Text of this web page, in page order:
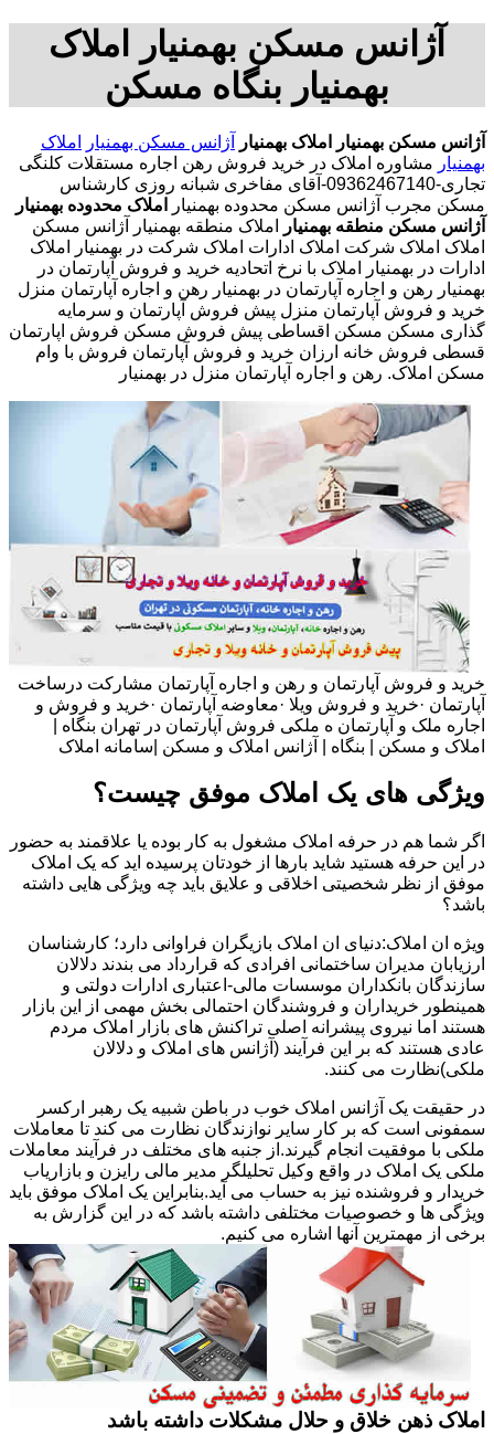
آژانس مسکن بهمنیار املاک
بهمنیار بنگاه مسکن
آژانس مسکن بهمنیار املاک بهمنیار آژانس مسکن بهمنیار
املاک
بهمنیار مشاوره املاک در خرید فروش رهن اجاره مستقلات کلنگی
تجاری-09362467140-آقای مفاخری شبانه روزی کارشناس
مسکن مجرب آژانس مسکن محدوده بهمنیار
املاک محدوده بهمنیار
آژانس مسکن منطقه بهمنیار
املاک منطقه بهمنیار آژانس مسکن
املاک املاک شرکت املاک ادارات املاک شرکت در بهمنیار املاک
ادارات در بهمنیار املاک با نرخ اتحادیه خرید و فروش آپارتمان در
بهمنیار رهن و اجاره آپارتمان در بهمنیار رهن و اجاره آپارتمان منزل
خرید و فروش آپارتمان منزل پیش فروش آپارتمان و سرمایه
گذاری مسکن مسکن اقساطی پیش فروش مسکن فروش اپارتمان
قسطی فروش خانه ارزان خرید و فروش آپارتمان فروش با وام
مسکن املاک. رهن و اجاره آپارتمان منزل در بهمنیار
خرید و فروش آپارتمان و رهن و اجاره آپارتمان مشارکت درساخت
آپارتمان ·خرید و فروش ویلا ·معاوضه آپارتمان ·خرید و فروش و
اجاره ملک و آپارتمان ه ملکی فروش آپارتمان در تهران بنگاه |
املاک و مسکن | بنگاه | آژانس املاک و مسکن |سامانه املاک
ویژگی های یک املاک موفق چیست؟
اگر شما هم در حرفه املاک مشغول به کار بوده یا علاقمند به حضور
در این حرفه هستید شاید بارها از خودتان پرسیده اید که یک املاک
موفق از نظر شخصیتی اخلاقی و علایق باید چه ویژگی هایی داشته
باشد؟
ویژه ان املاک:دنیای ان املاک بازیگران فراوانی دارد؛ کارشناسان
ارزیابان مدیران ساختمانی افرادی که قرارداد می بندند دلالان
سازندگان بانکداران موسسات مالی-اعتباری ادارات دولتی و
همینطور خریداران و فروشندگان احتمالی بخش مهمی از این بازار
هستند اما نیروی پیشرانه اصلی تراکنش های بازار املاک مردم
عادی هستند که بر این فرآیند (آژانس های املاک و دلالان
ملکی)نظارت می کنند.
در حقیقت یک آژانس املاک خوب در باطن شبیه یک رهبر ارکسر
سمفونی است که بر کار سایر نوازندگان نظارت می کند تا معاملات
ملکی با موفقیت انجام گیرند.از جنبه های مختلف در فرآیند معاملات
ملکی یک املاک در واقع وکیل تحلیلگر مدیر مالی رایزن و بازاریاب
خریدار و فروشنده نیز به حساب می آید.بنابراین یک املاک موفق باید
ویژگی ها و خصوصیات مختلفی داشته باشد که در این گزارش به
برخی از مهمترین آنها اشاره می کنیم.
املاک ذهن خلاق و حلال مشکلات داشته باشد